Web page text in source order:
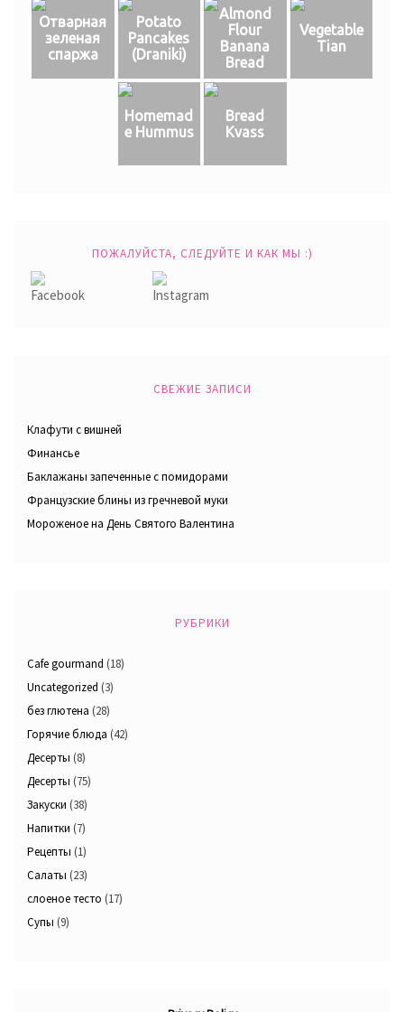
Отварная
зеленая
спаржа
Potato
Pancakes
(Draniki)
Almond
Flour
Banana
Bread
Vegetable
Tian
Homemad
e Hummus
Bread
Kvass
ПОЖАЛУЙСТА, СЛЕДУЙТЕ И КАК МЫ :)
СВЕЖИЕ ЗАПИСИ
Клафути с вишней
Финансье
Баклажаны запеченные с помидорами
Французские блины из гречневой муки
Мороженое на День Святого Валентина
РУБРИКИ
Cafe gourmand (18)
Uncategorized (3)
без глютена (28)
Горячие блюда (42)
Десерты (8)
Десерты (75)
Закуски (38)
Напитки (7)
Рецепты (1)
Салаты (23)
слоеное тесто (17)
Супы (9)